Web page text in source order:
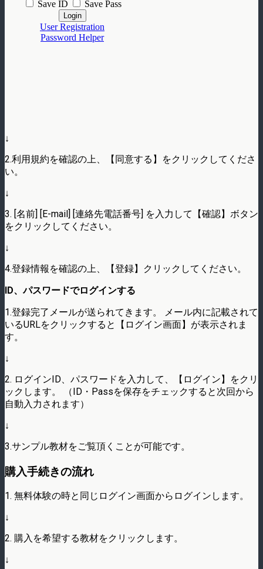
↓
2.利用規約を確認の上、【同意する】をクリックしてくださ
い。
↓
3. [名前] [E-mail] [連絡先電話番号] を入力して【確認】ボタン
をクリックしてください。
↓
4.登録情報を確認の上、【登録】クリックしてください。
ID、パスワードでログインする
1.登録完了メールが送られてきます。 メール内に記載されて
いるURLをクリックすると【ログイン画面】が表示されま
す。
↓
2. ログインID、パスワードを入力して、【ログイン】をクリ
ックします。 （ID・Passを保存をチェックすると次回から
自動入力されます）
↓
3.サンプル教材をご覧頂くことが可能です。
購入手続きの流れ
1. 無料体験の時と同じログイン画面からログインします。
↓
2. 購入を希望する教材をクリックします。
↓